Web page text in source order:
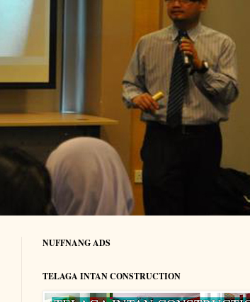
NUFFNANG ADS
TELAGA INTAN CONSTRUCTION